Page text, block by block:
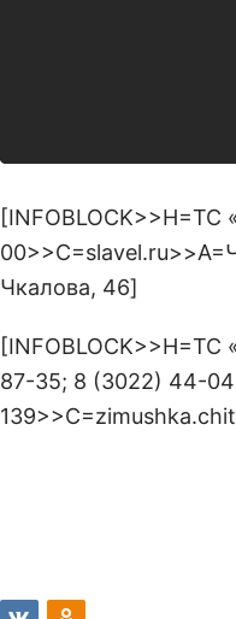
[INFOBLOCK>>Н=ТС
Чкалова, 46]
[INFOBLOCK>>Н=ТС
87-35; 8 (3022) 44-